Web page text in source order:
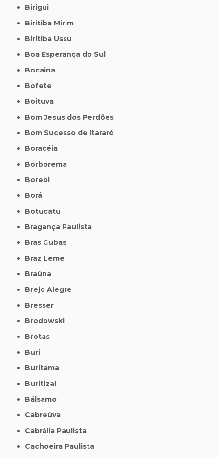
Birigui
Biritiba Mirim
Biritiba Ussu
Boa Esperança do Sul
Bocaina
Bofete
Boituva
Bom Jesus dos Perdões
Bom Sucesso de Itararé
Boracéia
Borborema
Borebi
Borá
Botucatu
Bragança Paulista
Bras Cubas
Braz Leme
Braúna
Brejo Alegre
Bresser
Brodowski
Brotas
Buri
Buritama
Buritizal
Bálsamo
Cabreúva
Cabrália Paulista
Cachoeira Paulista